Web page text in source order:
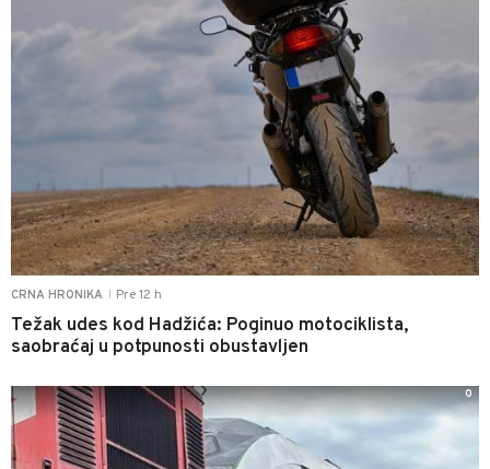
CRNA HRONIKA Pre 12 h
Težak udes kod Hadžića: Poginuo motociklista,
saobraćaj u potpunosti obustavljen
0